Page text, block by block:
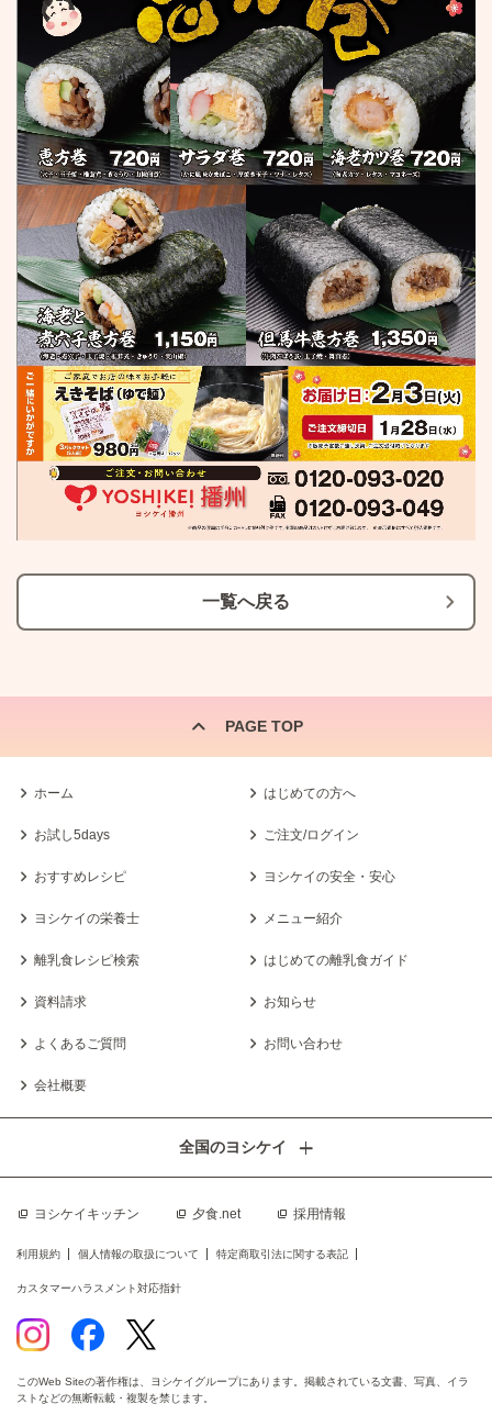
一覧へ戻る
PAGE TOP
ホーム はじめての方へ
お試し5days ご注文/ログイン
おすすめレシピ ヨシケイの安全・安心
ヨシケイの栄養士 メニュー紹介
離乳食レシピ検索 はじめての離乳食ガイド
資料請求 お知らせ
よくあるご質問 お問い合わせ
会社概要
ヨシケイキッチン 夕食.net 採用情報
全国のヨシケイ
利用規約 個人情報の取扱について 特定商取引法に関する表記
カスタマーハラスメント対応指針
このWeb Siteの著作権は、ヨシケイグループにあります。掲載されている文書、写真、イラ
ストなどの無断転載・複製を禁じます。